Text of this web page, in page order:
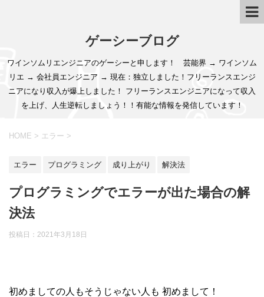
ゲーシーブログ
ワインソムリエンジニアのゲーシーと申します！ 芸能界 → ワインソム
リエ → 会社員エンジニア → 現在：独立しました！フリーランスエンジ
ニアになり収入が爆上しました！ フリーランスエンジニアになって収入
を上げ、人生逆転しましょう！！有能な情報を発信しています！
HOME > エラー >
エラー プログラミング 成り上がり 解決法
プログラミングでエラーが出た場合の解
決法
投稿日： 2021年3月18日
初めましての人もそうじゃない人も 初めまして！